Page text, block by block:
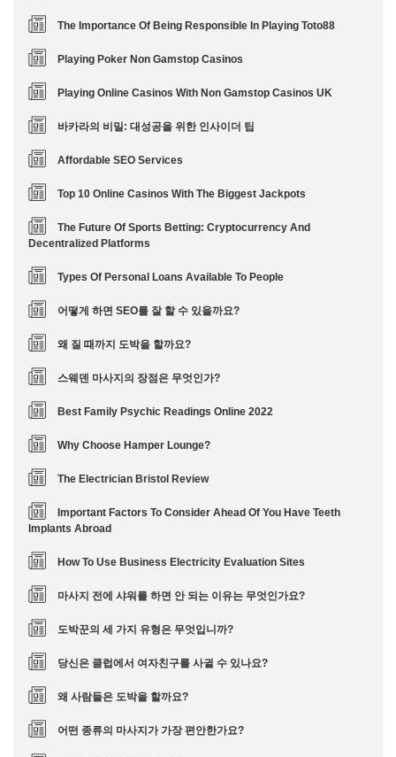
The Importance Of Being Responsible In Playing Toto88
Playing Poker Non Gamstop Casinos
Playing Online Casinos With Non Gamstop Casinos UK
바카라의 비밀: 대성공을 위한 인사이더 팁
Affordable SEO Services
Top 10 Online Casinos With The Biggest Jackpots
The Future Of Sports Betting: Cryptocurrency And
Decentralized Platforms
Types Of Personal Loans Available To People
어떻게 하면 SEO를 잘 할 수 있을까요?
왜 질 때까지 도박을 할까요?
스웨덴 마사지의 장점은 무엇인가?
Best Family Psychic Readings Online 2022
Why Choose Hamper Lounge?
The Electrician Bristol Review
Important Factors To Consider Ahead Of You Have Teeth
Implants Abroad
How To Use Business Electricity Evaluation Sites
마사지 전에 샤워를 하면 안 되는 이유는 무엇인가요?
도박꾼의 세 가지 유형은 무엇입니까?
당신은 클럽에서 여자친구를 사귈 수 있나요?
왜 사람들은 도박을 할까요?
어떤 종류의 마사지가 가장 편안한가요?